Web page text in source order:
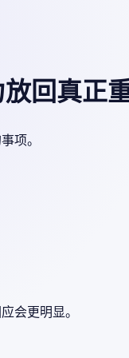
回真正
项。
会更明显。